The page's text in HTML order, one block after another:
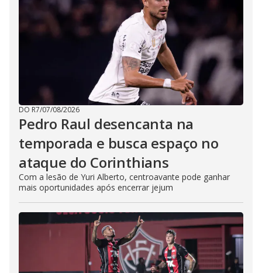
DO R7/07/08/2026
Pedro Raul desencanta na
temporada e busca espaço no
ataque do Corinthians
Com a lesão de Yuri Alberto, centroavante pode ganhar
mais oportunidades após encerrar jejum